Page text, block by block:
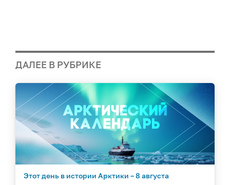
ДАЛЕЕ В РУБРИКЕ
Этот день в истории Арктики – 8 августа